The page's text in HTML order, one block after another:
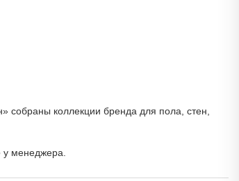
собраны коллекции бренда для пола, стен,
у менеджера.